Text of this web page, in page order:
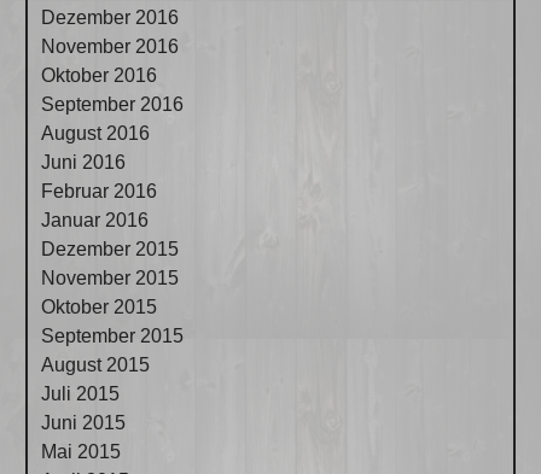
Dezember 2016
November 2016
Oktober 2016
September 2016
August 2016
Juni 2016
Februar 2016
Januar 2016
Dezember 2015
November 2015
Oktober 2015
September 2015
August 2015
Juli 2015
Juni 2015
Mai 2015